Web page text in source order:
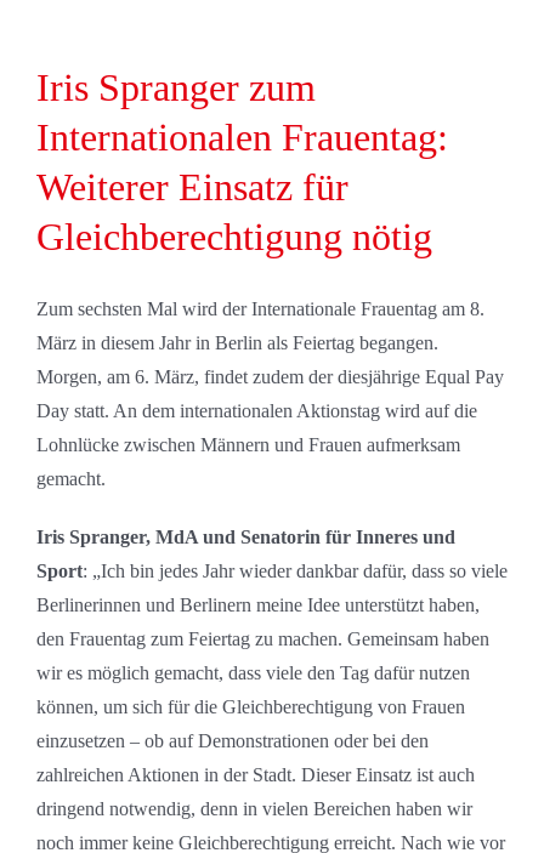
Iris Spranger zum
Internationalen Frauentag:
Weiterer Einsatz für
Gleichberechtigung nötig
Zum sechsten Mal wird der Internationale Frauentag am 8.
März in diesem Jahr in Berlin als Feiertag begangen.
Morgen, am 6. März, findet zudem der diesjährige Equal Pay
Day statt. An dem internationalen Aktionstag wird auf die
Lohnlücke zwischen Männern und Frauen aufmerksam
gemacht.
Iris Spranger, MdA und Senatorin für Inneres und
Sport: „Ich bin jedes Jahr wieder dankbar dafür, dass so viele
Berlinerinnen und Berlinern meine Idee unterstützt haben,
den Frauentag zum Feiertag zu machen. Gemeinsam haben
wir es möglich gemacht, dass viele den Tag dafür nutzen
können, um sich für die Gleichberechtigung von Frauen
einzusetzen – ob auf Demonstrationen oder bei den
zahlreichen Aktionen in der Stadt. Dieser Einsatz ist auch
dringend notwendig, denn in vielen Bereichen haben wir
noch immer keine Gleichberechtigung erreicht. Nach wie vor